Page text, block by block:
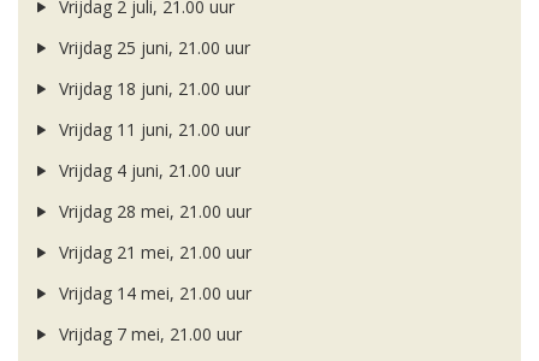
Vrijdag 2 juli, 21.00 uur
Vrijdag 25 juni, 21.00 uur
Vrijdag 18 juni, 21.00 uur
Vrijdag 11 juni, 21.00 uur
Vrijdag 4 juni, 21.00 uur
Vrijdag 28 mei, 21.00 uur
Vrijdag 21 mei, 21.00 uur
Vrijdag 14 mei, 21.00 uur
Vrijdag 7 mei, 21.00 uur